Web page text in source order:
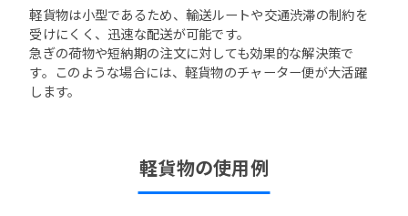
軽貨物は小型であるため、輸送ルートや交通渋滞の制約を
受けにくく、迅速な配送が可能です。
急ぎの荷物や短納期の注文に対しても効果的な解決策で
す。このような場合には、軽貨物のチャーター便が大活躍
します。
軽貨物の使用例